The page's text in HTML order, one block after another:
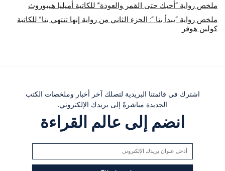
ملخص رواية “أحبك حتى القمر والعودة” للكاتبة أميليا هيبوروث
ملخص رواية “يبدأ بنا “: الجزء الثاني من رواية إنها تنتهي بنا” للكاتبة
كولين هوفر
اشترك في قائمتنا البريدية لتصلك آخر أخبار وملخصات الكتب
الجديدة مباشرةً إلى بريدك الإلكتروني.
انضم إلى عالم القراءة